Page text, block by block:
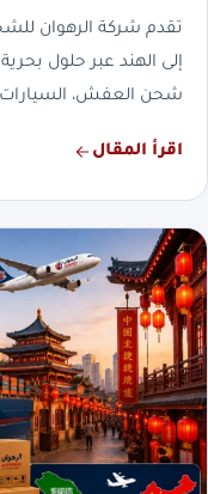
تقدم شركة الرهوان
إلى الهند عبر حلول
شحن العفش،
اقرأ المقال